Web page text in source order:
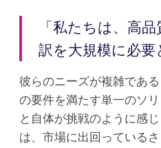
「私たちは、高
訳を大規模に必要
彼らのニーズが複雑であ
の要件を満たす単一のソ
と自体が挑戦のように感
は、市場に出回っている